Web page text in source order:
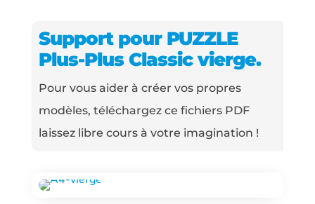
Support pour PUZZLE
Plus-Plus Classic vierge.
Pour vous aider à créer vos propres
modèles, téléchargez ce fichiers PDF
laissez libre cours à votre imagination !